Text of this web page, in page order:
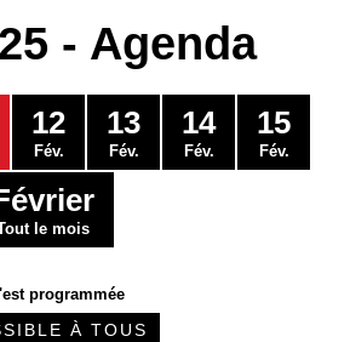
- Agenda
12
Fév.
13
Fév.
14
Fév.
15
Fév.
le mois
programmée
À TOUS